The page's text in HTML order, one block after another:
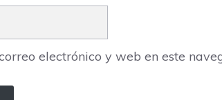
electrónico y web en este